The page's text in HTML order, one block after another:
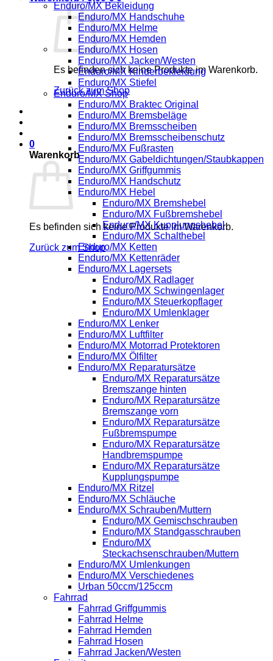
Es befinden sich keine Produkte im Warenkorb.
Zurück zum Shop
0
Warenkorb
Es befinden sich keine Produkte im Warenkorb.
Zurück zum Shop
Enduro/MX Bekleidung
Enduro/MX Handschuhe
Enduro/MX Helme
Enduro/MX Hemden
Enduro/MX Hosen
Enduro/MX Jacken/Westen
Enduro/MX Kinderbekleidung
Enduro/MX Stiefel
Enduro/MX Shop
Enduro/MX Braktec Original
Enduro/MX Bremsbeläge
Enduro/MX Bremsscheiben
Enduro/MX Bremsscheibenschutz
Enduro/MX Fußrasten
Enduro/MX Gabeldichtungen/Staubkappen
Enduro/MX Griffgummis
Enduro/MX Handschutz
Enduro/MX Hebel
Enduro/MX Bremshebel
Enduro/MX Fußbremshebel
Enduro/MX Kupplungshebel
Enduro/MX Schalthebel
Enduro/MX Ketten
Enduro/MX Kettenräder
Enduro/MX Lagersets
Enduro/MX Radlager
Enduro/MX Schwingenlager
Enduro/MX Steuerkopflager
Enduro/MX Umlenklager
Enduro/MX Lenker
Enduro/MX Luftfilter
Enduro/MX Motorrad Protektoren
Enduro/MX Ölfilter
Enduro/MX Reparatursätze
Enduro/MX Reparatursätze
Bremszange hinten
Enduro/MX Reparatursätze
Bremszange vorn
Enduro/MX Reparatursätze
Fußbremspumpe
Enduro/MX Reparatursätze
Handbremspumpe
Enduro/MX Reparatursätze
Kupplungspumpe
Enduro/MX Ritzel
Enduro/MX Schläuche
Enduro/MX Schrauben/Muttern
Enduro/MX Gemischschrauben
Enduro/MX Standgasschrauben
Enduro/MX
Steckachsenschrauben/Muttern
Enduro/MX Umlenkungen
Enduro/MX Verschiedenes
Urban 50ccm/125ccm
Fahrrad
Fahrrad Griffgummis
Fahrrad Helme
Fahrrad Hemden
Fahrrad Hosen
Fahrrad Jacken/Westen